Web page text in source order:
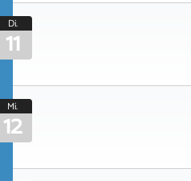
Di.
11
Mi.
12